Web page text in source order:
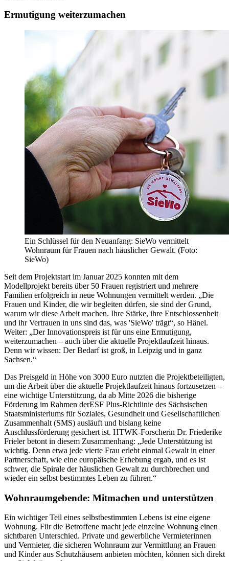
Ermutigung weiterzumachen
Ein Schlüssel für den Neuanfang: SieWo vermittelt
Wohnraum für Frauen nach häuslicher Gewalt. (Foto:
SieWo)
Seit dem Projektstart im Januar 2025 konnten mit dem
Modellprojekt bereits über 50 Frauen registriert und mehrere
Familien erfolgreich in neue Wohnungen vermittelt werden. „Die
Frauen und Kinder, die wir begleiten dürfen, sie sind der Grund,
warum wir diese Arbeit machen. Ihre Stärke, ihre Entschlossenheit
und ihr Vertrauen in uns sind das, was 'SieWo' trägt“, so Hänel.
Weiter: „Der Innovationspreis ist für uns eine Ermutigung,
weiterzumachen – auch über die aktuelle Projektlaufzeit hinaus.
Denn wir wissen: Der Bedarf ist groß, in Leipzig und in ganz
Sachsen.“
Das Preisgeld in Höhe von 3000 Euro nutzten die Projektbeteiligten,
um die Arbeit über die aktuelle Projektlaufzeit hinaus fortzusetzen –
eine wichtige Unterstützung, da ab Mitte 2026 die bisherige
Förderung im Rahmen derESF Plus-Richtlinie des Sächsischen
Staatsministeriums für Soziales, Gesundheit und Gesellschaftlichen
Zusammenhalt (SMS) ausläuft und bislang keine
Anschlussförderung gesichert ist. HTWK-Forscherin Dr. Friederike
Frieler betont in diesem Zusammenhang: „Jede Unterstützung ist
wichtig. Denn etwa jede vierte Frau erlebt einmal Gewalt in einer
Partnerschaft, wie eine europäische Erhebung ergab, und es ist
schwer, die Spirale der häuslichen Gewalt zu durchbrechen und
wieder ein selbst bestimmtes Leben zu führen.“
Wohnraumgebende: Mitmachen und unterstützen
Ein wichtiger Teil eines selbstbestimmten Lebens ist eine eigene
Wohnung. Für die Betroffene macht jede einzelne Wohnung einen
sichtbaren Unterschied. Private und gewerbliche Vermieterinnen
und Vermieter, die sicheren Wohnraum zur Vermittlung an Frauen
und Kinder aus Schutzhäusern anbieten möchten, können sich direkt